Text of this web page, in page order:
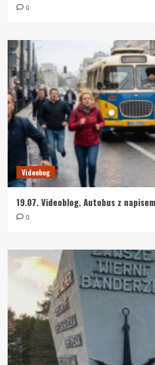
0
Videobog
19.07. Videoblog. Autobus z
0